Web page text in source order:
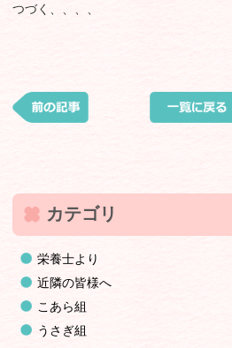
つづく、、、、
カテゴリ
栄養士より
近隣の皆様へ
こあら組
うさぎ組